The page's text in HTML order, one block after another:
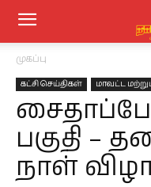
முகப்பு
கட்சி செய்திகள் மாவட்ட
பகுதி –
நாள்